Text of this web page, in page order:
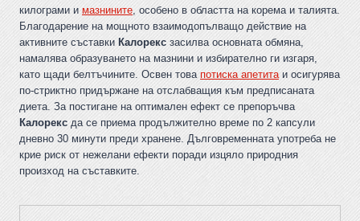
килограми имазнините, особено в областта на корема и талията.
Благодарение на мощното взаимодопълващо действие на
активните съставки Калорекс засилва основната обмяна,
намалява образуването на мазнини и избирателно ги изгаря,
като щади белтъчините. Освен товапотиска апетитаи осигурява
по-стриктно придържане на отслабващия към предписаната
диета. За постигане на оптимален ефект се препоръчва
Калорексда се приема продължително време по 2 капсули
дневно 30 минути преди хранене. Дълговременната употреба не
крие риск от нежелани ефекти поради изцяло природния
произход на съставките.